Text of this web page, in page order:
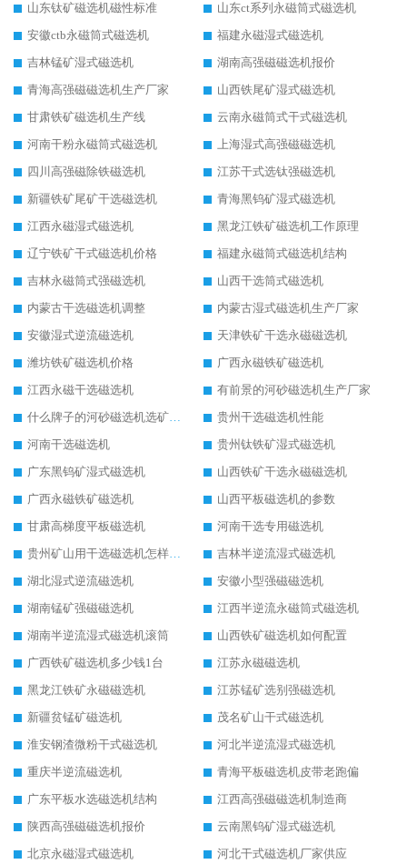
山东钛矿磁选机磁性标准
山东ct系列永磁筒式磁选机
安徽ctb永磁筒式磁选机
福建永磁湿式磁选机
吉林锰矿湿式磁选机
湖南高强磁磁选机报价
青海高强磁磁选机生产厂家
山西铁尾矿湿式磁选机
甘肃铁矿磁选机生产线
云南永磁筒式干式磁选机
河南干粉永磁筒式磁选机
上海湿式高强磁磁选机
四川高强磁除铁磁选机
江苏干式选钛强磁选机
新疆铁矿尾矿干选磁选机
青海黑钨矿湿式磁选机
江西永磁湿式磁选机
黑龙江铁矿磁选机工作原理
辽宁铁矿干式磁选机价格
福建永磁筒式磁选机结构
吉林永磁筒式强磁选机
山西干选筒式磁选机
内蒙古干选磁选机调整
内蒙古湿式磁选机生产厂家
安徽湿式逆流磁选机
天津铁矿干选永磁磁选机
潍坊铁矿磁选机价格
广西永磁铁矿磁选机
江西永磁干选磁选机
有前景的河砂磁选机生产厂家
什么牌子的河砂磁选机选矿效果好
贵州干选磁选机性能
河南干选磁选机
贵州钛铁矿湿式磁选机
广东黑钨矿湿式磁选机
山西铁矿干选永磁磁选机
广西永磁铁矿磁选机
山西平板磁选机的参数
甘肃高梯度平板磁选机
河南干选专用磁选机
贵州矿山用干选磁选机怎样调磁
吉林半逆流湿式磁选机
湖北湿式逆流磁选机
安徽小型强磁磁选机
湖南锰矿强磁磁选机
江西半逆流永磁筒式磁选机
湖南半逆流湿式磁选机滚筒
山西铁矿磁选机如何配置
广西铁矿磁选机多少钱1台
江苏永磁磁选机
黑龙江铁矿永磁磁选机
江苏锰矿选别强磁选机
新疆贫锰矿磁选机
茂名矿山干式磁选机
淮安钢渣微粉干式磁选机
河北半逆流湿式磁选机
重庆半逆流磁选机
青海平板磁选机皮带老跑偏
广东平板水选磁选机结构
江西高强磁磁选机制造商
陕西高强磁磁选机报价
云南黑钨矿湿式磁选机
北京永磁湿式磁选机
河北干式磁选机厂家供应